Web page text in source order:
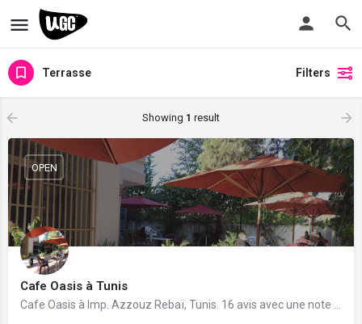
Terrasse Filters
Showing 1 result
Cafe Oasis à Tunis
OPEN